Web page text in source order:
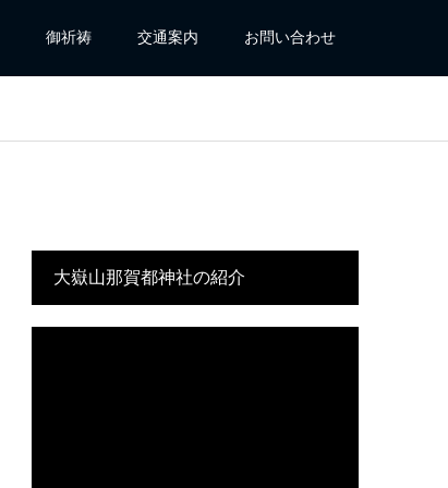
御祈祷 交通案内 お問い合わせ
大嶽山那賀都神社の紹介